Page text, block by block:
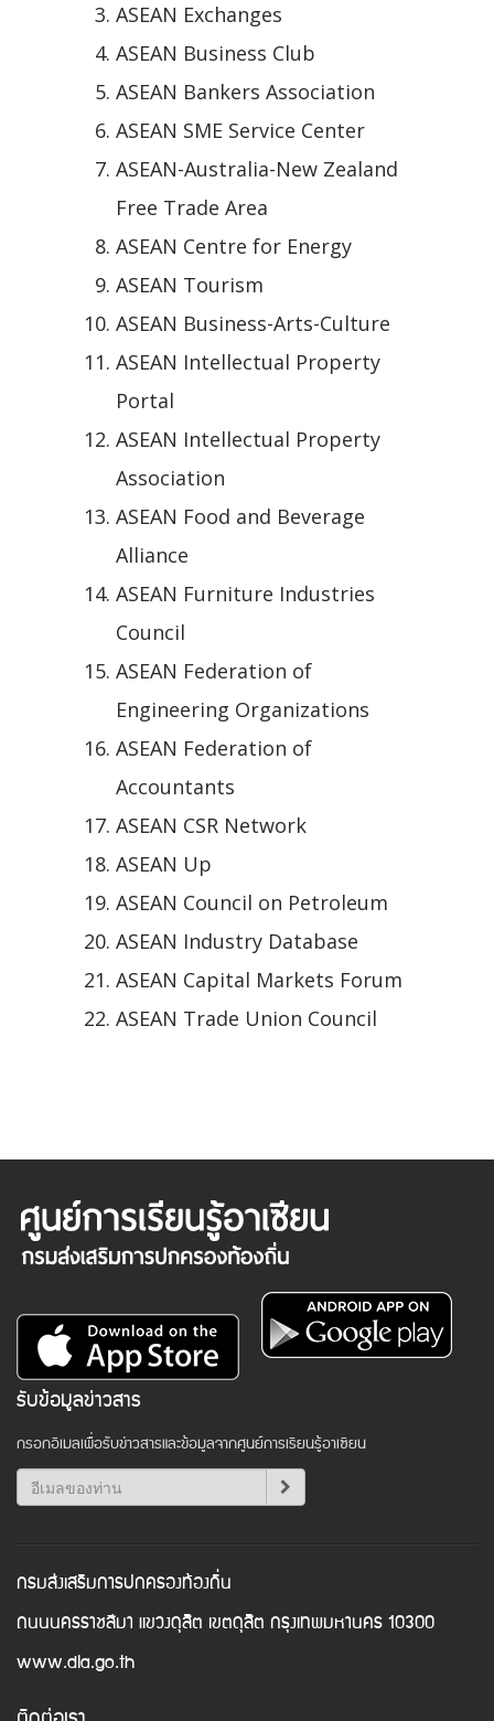
ASEAN Exchanges
ASEAN Business Club
ASEAN Bankers Association
ASEAN SME Service Center
ASEAN-Australia-New Zealand
Free Trade Area
ASEAN Centre for Energy
ASEAN Tourism
ASEAN Business-Arts-Culture
ASEAN Intellectual Property
Portal
ASEAN Intellectual Property
Association
ASEAN Food and Beverage
Alliance
ASEAN Furniture Industries
Council
ASEAN Federation of
Engineering Organizations
ASEAN Federation of
Accountants
ASEAN CSR Network
ASEAN Up
ASEAN Council on Petroleum
ASEAN Industry Database
ASEAN Capital Markets Forum
ASEAN Trade Union Council
รับข้อมูลข่าวสาร
กรอกอีเมลเพื่อรับข่าวสารและข้อมูลจากศูนย์การเรียนรู้อาเซียน
กรมส่งเสริมการปกครองท้องถิ่น
ถนนนครราชสีมา แขวงดุสิต เขตดุสิต กรุงเทพมหานคร 10300
www.dla.go.th